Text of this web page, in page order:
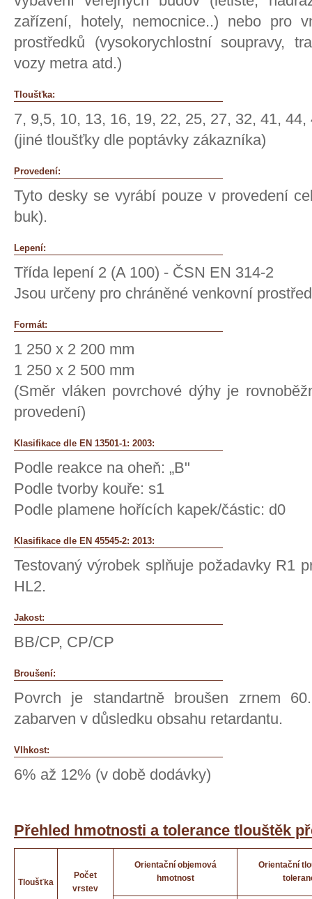
zařízení, hotely, nemocnice..) nebo pro
prostředků (vysokorychlostní soupravy,
vozy metra atd.)
Tloušťka:
7, 9,5, 10, 13, 16, 19, 22, 25, 27, 32, 41, 44,
(jiné tloušťky dle poptávky zákazníka)
Provedení:
Tyto desky se vyrábí pouze v provedení
buk).
Lepení:
Třída lepení 2 (A 100) - ČSN EN 314-2
Jsou určeny pro chráněné venkovní
Formát:
1 250 x 2 200 mm
1 250 x 2 500 mm
(Směr vláken povrchové dýhy je
provedení)
Klasifikace dle EN 13501-1: 2003:
Podle reakce na oheň: „B"
Podle tvorby kouře: s1
Podle plamene hořících kapek/částic: d0
Klasifikace dle EN 45545-2: 2013:
Testovaný výrobek splňuje požadavky R1
HL2.
Jakost:
BB/CP, CP/CP
Broušení:
Povrch je standartně broušen zrnem
zabarven v důsledku obsahu retardantu.
Vlhkost:
6% až 12% (v době dodávky)
Přehled hmotnosti a tolerance tlouštěk
Tloušťka
Počet
vrstev
Orientační objemová
hmotnost
Orientační